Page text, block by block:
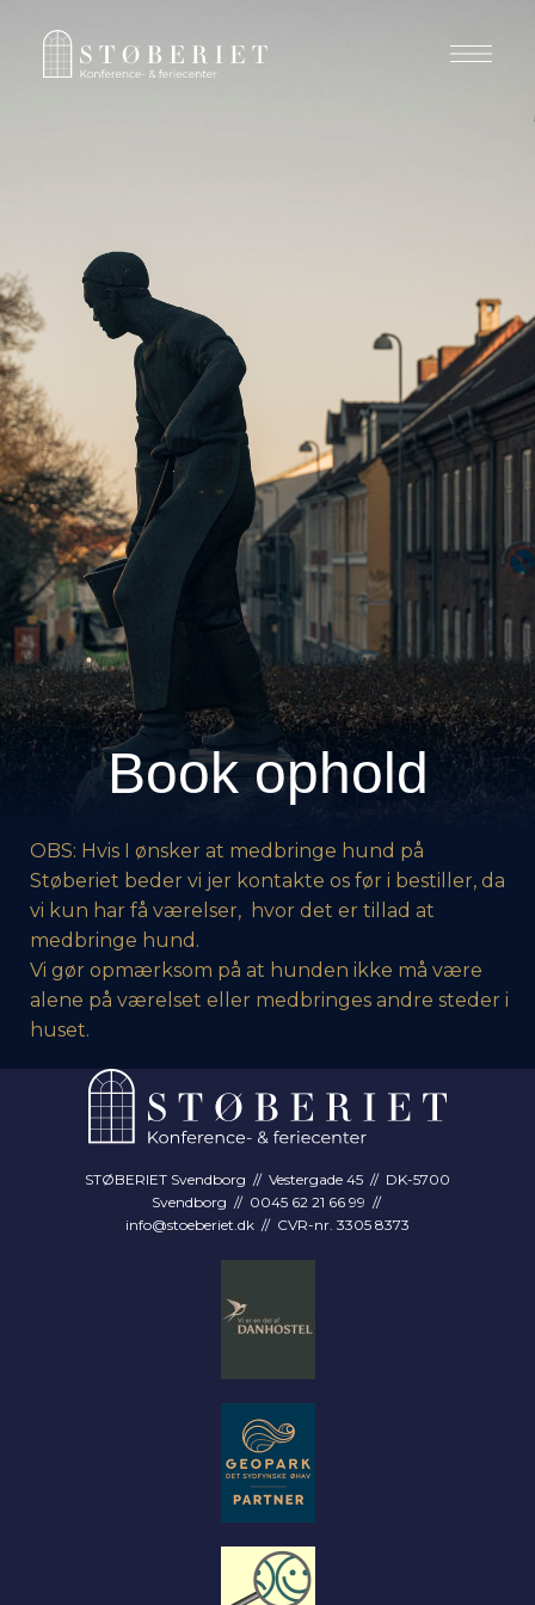
Book ophold
OBS: Hvis I ønsker at medbringe hund på
Støberiet beder vi jer kontakte os før i bestiller, da
vi kun har få værelser, hvor det er tillad at
medbringe hund.
Vi gør opmærksom på at hunden ikke må være
alene på værelset eller medbringes andre steder i
huset.
STØBERIET Svendborg // Vestergade 45 // DK-5700
Svendborg // 0045 62 21 66 99 //
info@stoeberiet.dk // CVR-nr. 3305 8373